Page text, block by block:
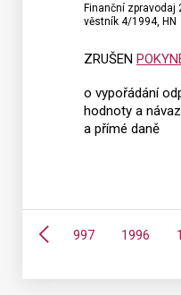
Finanční zpravodaj
věstník 4/1994, HN
ZRUŠEN
o vypořádání
hodnoty a
a přímé daně
Předchozí
1997 1996